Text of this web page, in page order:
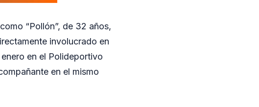
“Pollón”, de 32 años,
involucrado en
en el Polideportivo
en el mismo